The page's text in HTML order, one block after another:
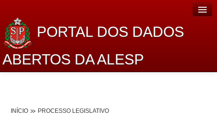
PORTAL DOS DADOS
ABERTOS DA ALESP
INÍCIO PROCESSO LEGISLATIVO